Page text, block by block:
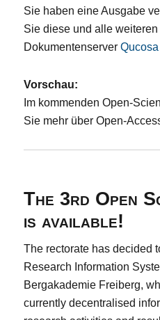
Sie haben eine Ausgabe
Sie diese und alle
DokumentenserverQucosa
Vorschau:
Im kommenden Open-
Sie mehr über Open-
The 3rd Open
is available!
The rectorate has decided
Research Information
Bergakademie Freiberg,
currently decentralised